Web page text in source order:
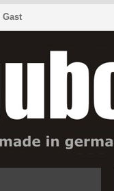
Gast